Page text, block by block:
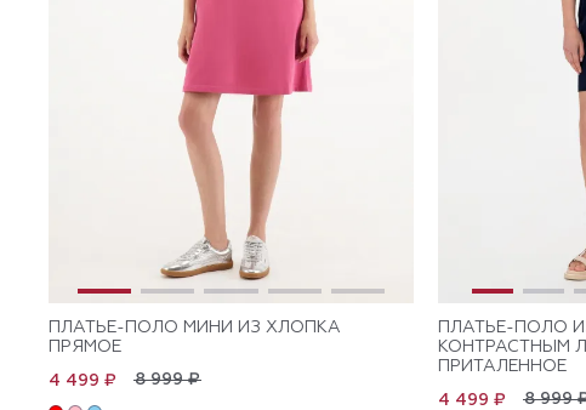
ПЛАТЬЕ-ПОЛО МИНИ ИЗ ХЛОПКА
ПРЯМОЕ
8 999 ₽
4 499 ₽
ПЛАТЬЕ-ПОЛО
КОНТРАСТНЫМ
ПРИТАЛЕННОЕ
8 999
4 499 ₽